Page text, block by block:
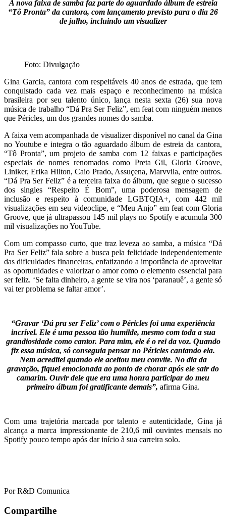
A nova faixa de samba faz parte do aguardado álbum de estreia
“Tô Pronta” da cantora, com lançamento previsto para o dia 26
de julho, incluindo um visualizer
Foto: Divulgação
Gina Garcia, cantora com respeitáveis 40 anos de estrada, que tem
conquistado cada vez mais espaço e reconhecimento na música
brasileira por seu talento único, lança nesta sexta (26) sua nova
música de trabalho “Dá Pra Ser Feliz”, em feat com ninguém menos
que Péricles, um dos grandes nomes do samba.
A faixa vem acompanhada de visualizer disponível no canal da Gina
no Youtube e integra o tão aguardado álbum de estreia da cantora,
“Tô Pronta”, um projeto de samba com 12 faixas e participações
especiais de nomes renomados como Preta Gil, Gloria Groove,
Liniker, Erika Hilton, Caio Prado, Assuçena, Marvvila, entre outros.
“Dá Pra Ser Feliz” é a terceira faixa do álbum, que segue o sucesso
dos singles “Respeito É Bom”, uma poderosa mensagem de
inclusão e respeito à comunidade LGBTQIA+, com 442 mil
visualizações em seu videoclipe, e “Meu Anjo” em feat com Gloria
Groove, que já ultrapassou 145 mil plays no Spotify e acumula 300
mil visualizações no YouTube.
Com um compasso curto, que traz leveza ao samba, a música “Dá
Pra Ser Feliz” fala sobre a busca pela felicidade independentemente
das dificuldades financeiras, enfatizando a importância de aproveitar
as oportunidades e valorizar o amor como o elemento essencial para
ser feliz. ‘Se falta dinheiro, a gente se vira nos ‘paranauê’, a gente só
vai ter problema se faltar amor’.
“Gravar ‘Dá pra ser Feliz’ com o Péricles foi uma experiência
incrível. Ele é uma pessoa tão humilde, mesmo com toda a sua
grandiosidade como cantor. Para mim, ele é o rei da voz. Quando
fiz essa música, só conseguia pensar no Péricles cantando ela.
Nem acreditei quando ele aceitou meu convite. No dia da
gravação, fiquei emocionada ao ponto de chorar após ele sair do
camarim. Ouvir dele que era uma honra participar do meu
primeiro álbum foi gratificante demais”, afirma Gina.
Com uma trajetória marcada por talento e autenticidade, Gina já
alcança a marca impressionante de 210,6 mil ouvintes mensais no
Spotify pouco tempo após dar início à sua carreira solo.
Por R&D Comunica
Compartilhe